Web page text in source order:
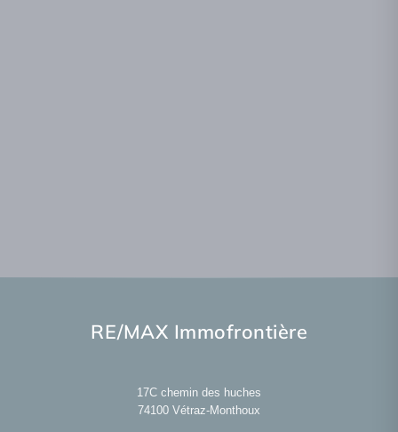
RE/MAX Immofrontière
17C chemin des huches
74100 Vétraz-Monthoux